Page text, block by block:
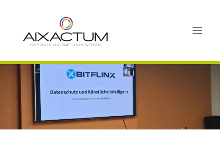
HOME
BUSINESSFRÜHSTÜCK
SCHNUPPERMITGLIEDSCHAFT